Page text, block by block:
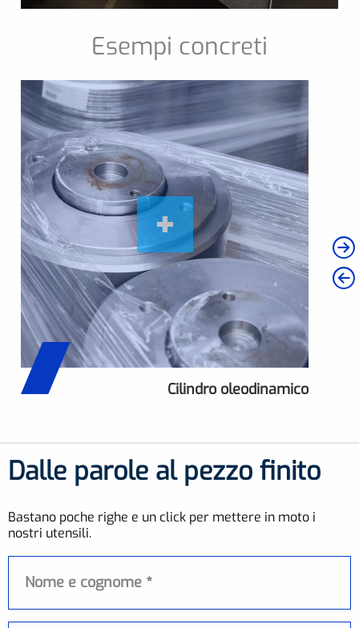
Esempi concreti
Cilindro oleodinamico
Cilindro oleodinamico
Cilindro oleodinamico marcato
Cilindro oleodinamico finito
Pistone cilindro oleodinamico
Montaggio riduttori
Riduttori montati
Dalle parole al pezzo finito
Bastano poche righe e un click per mettere in moto i
nostri utensili.